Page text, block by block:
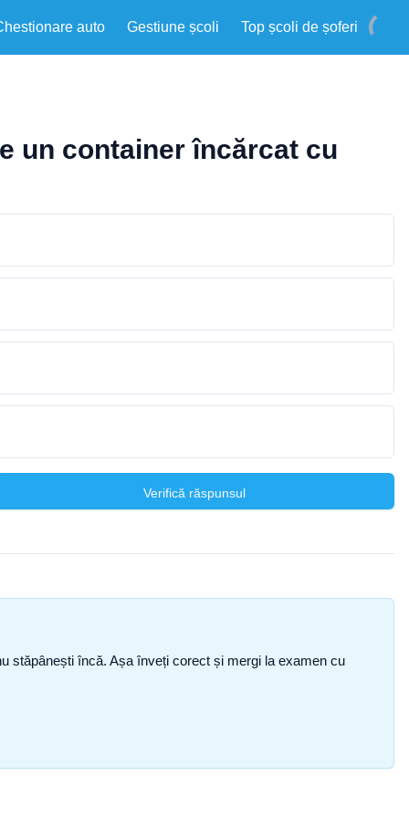
auto Gestiune școli Top școli de șoferi
un container încărcat cu
Verifică răspunsul
stăpânești încă. Așa înveți corect și mergi la examen cu